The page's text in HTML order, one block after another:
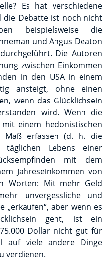
Es hat verschiedene
die Debatte ist noch nicht
beispielsweise die
und Angus Deaton
Die Autoren
zwischen Einkommen
in den USA in einem
ansteigt, ohne einen
wenn das Glücklichsein
wird. Wenn die
einem hedonistischen
Maß erfassen (d. h. die
Lebens einer
mit dem
Jahreseinkommen von
Worten: Mit mehr Geld
unvergessliche und
„erkaufen“, aber wenn es
geht, ist ein
Dollar nicht gut für
viele andere Dinge
verdienen.